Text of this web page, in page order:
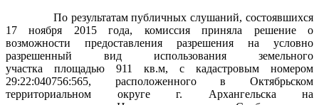
По результатам публичных слушаний, состоявшихся
17 ноября 2015 года, комиссия приняла решение о
возможности предоставления разрешения на условно
разрешенный вид использования земельного
участка площадью 911 кв.м, с кадастровым номером
29:22:040756:565, расположенного в Октябрьском
территориальном округе г. Архангельска на